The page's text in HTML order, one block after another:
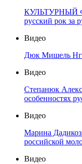
КУЛЬТУРНЫЙ
русский рок за
Видео
Дюк Мишель
Видео
Степанюк
особенностях
Видео
Марина
российской
Видео